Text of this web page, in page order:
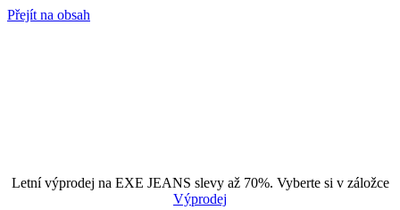
Přejít na obsah
Letní výprodej na EXE JEANS slevy až 70%. Vyberte si v záložce
Výprodej